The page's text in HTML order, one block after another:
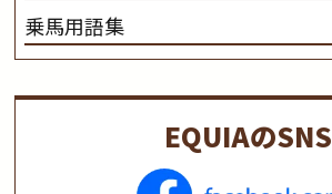
乗馬用語集
EQUIAのSNS